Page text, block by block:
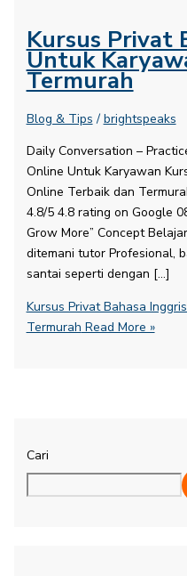
Kursus Privat
Untuk
Termurah
Blog & Tips / brightspeaks
Daily Conversation –
Online Untuk Karyawan
Online Terbaik dan
4.8/5 4.8 rating on Google
Grow More” Concept
ditemani tutor Profesional,
santai seperti dengan […]
Kursus Privat Bahasa
Termurah Read More »
Cari